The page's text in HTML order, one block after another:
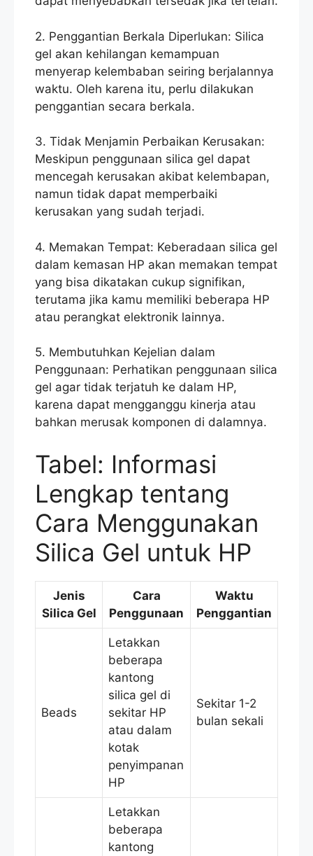
2. Penggantian Berkala Diperlukan: Silica
gel akan kehilangan kemampuan
menyerap kelembaban seiring berjalannya
waktu. Oleh karena itu, perlu dilakukan
penggantian secara berkala.
3. Tidak Menjamin Perbaikan Kerusakan:
Meskipun penggunaan silica gel dapat
mencegah kerusakan akibat kelembapan,
namun tidak dapat memperbaiki
kerusakan yang sudah terjadi.
4. Memakan Tempat: Keberadaan silica gel
dalam kemasan HP akan memakan tempat
yang bisa dikatakan cukup signifikan,
terutama jika kamu memiliki beberapa HP
atau perangkat elektronik lainnya.
5. Membutuhkan Kejelian dalam
Penggunaan: Perhatikan penggunaan silica
gel agar tidak terjatuh ke dalam HP,
karena dapat mengganggu kinerja atau
bahkan merusak komponen di dalamnya.
Tabel: Informasi
Lengkap tentang
Cara Menggunakan
Silica Gel untuk HP
Jenis
Silica Gel
Cara
Penggunaan
Waktu
Penggantian
Beads
Letakkan
beberapa
kantong
silica gel di
sekitar HP
atau dalam
kotak
penyimpanan
HP
Sekitar 1-2
bulan sekali
Letakkan
beberapa
kantong